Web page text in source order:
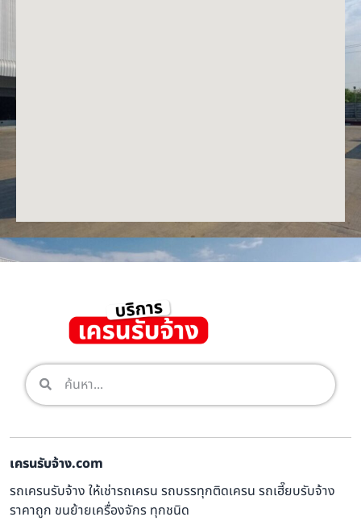
เครนรับจ้าง.com
รถเครนรับจ้าง ให้เช่ารถเครน รถบรรทุกติดเครน รถเฮี๊ยบรับจ้าง
ราคาถูก ขนย้ายเครื่องจักร ทุกชนิด